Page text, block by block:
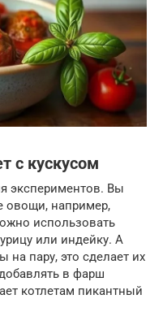
с кускусом
экспериментов. Вы
овощи, например,
использовать
или индейку. А
на пару, это сделает их
в фарш
котлетам пикантный